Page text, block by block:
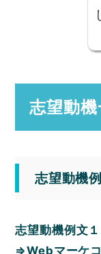
志望動機
志望動機
志望動機例文
⇒Webマーケ